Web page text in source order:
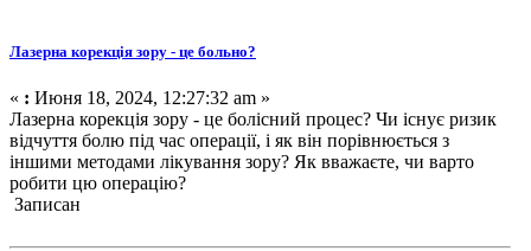
Лазерна корекція зору - це больно?
« : Июня 18, 2024, 12:27:32 am »
Лазерна корекція зору - це болісний процес? Чи існує ризик
відчуття болю під час операції, і як він порівнюється з
іншими методами лікування зору? Як вважаєте, чи варто
робити цю операцію?
Записан